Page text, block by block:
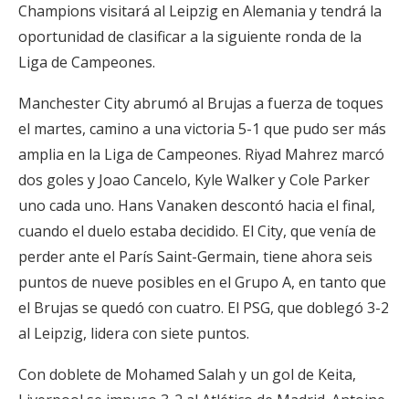
Champions visitará al Leipzig en Alemania y tendrá la
oportunidad de clasificar a la siguiente ronda de la
Liga de Campeones.
Manchester City abrumó al Brujas a fuerza de toques
el martes, camino a una victoria 5-1 que pudo ser más
amplia en la Liga de Campeones. Riyad Mahrez marcó
dos goles y Joao Cancelo, Kyle Walker y Cole Parker
uno cada uno. Hans Vanaken descontó hacia el final,
cuando el duelo estaba decidido. El City, que venía de
perder ante el París Saint-Germain, tiene ahora seis
puntos de nueve posibles en el Grupo A, en tanto que
el Brujas se quedó con cuatro. El PSG, que doblegó 3-2
al Leipzig, lidera con siete puntos.
Con doblete de Mohamed Salah y un gol de Keita,